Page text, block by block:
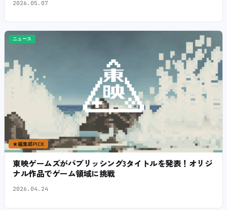
2026.05.07
ニュース
★編集部PICK
東映ゲームズがパブリッシング3タイトルを発表！オリジ
ナル作品でゲーム領域に挑戦
2026.04.24